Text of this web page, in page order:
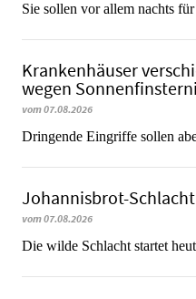
Sie sollen vor allem nachts
Krankenhäuser
wegen
vom 07.08.2026
Dringende Eingriffe sollen
Johannisbrot-
vom 07.08.2026
Die wilde Schlacht startet